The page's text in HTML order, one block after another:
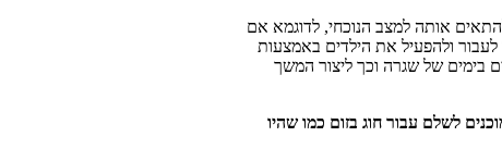
אותה למצב הנוכחי, לדוגמא אם
ולהפעיל את הילדים באמצעות
בימים של שגרה וכך ליצור המשך
לשלם עבור חוג בזום כמו שהיו